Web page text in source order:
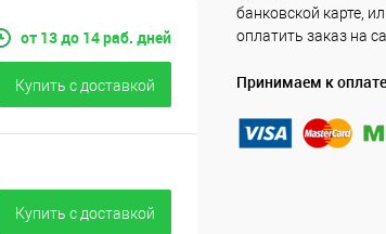
от 13 до 14 раб. дней
Купить c доставкой
Купить c доставкой
банковской карте,
оплатить заказ на
Принимаем к оплате